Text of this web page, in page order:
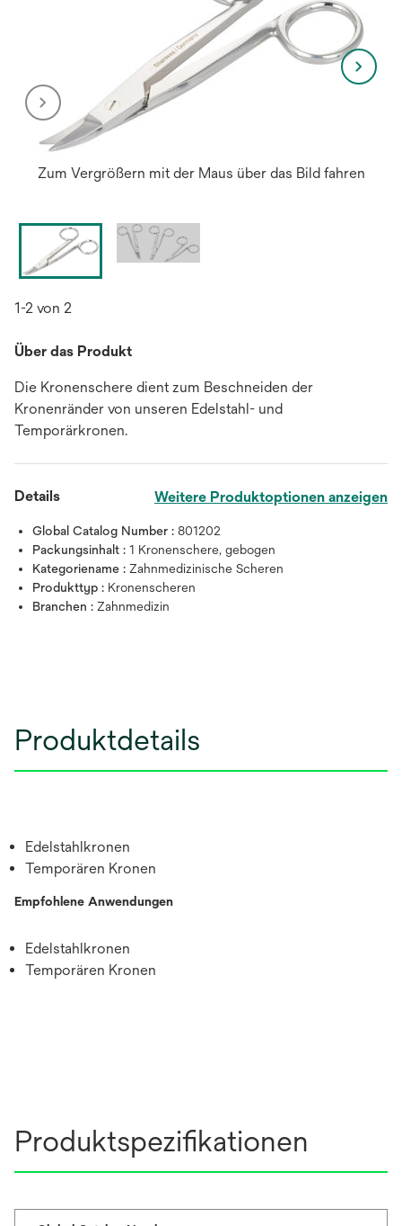
Zum Vergrößern mit der Maus über das Bild fahren
1-2 von 2
Über das Produkt
Die Kronenschere dient zum Beschneiden der
Kronenränder von unseren Edelstahl- und
Temporärkronen.
Details Weitere Produktoptionen anzeigen
Global Catalog Number : 801202
Packungsinhalt : 1 Kronenschere, gebogen
Kategoriename : Zahnmedizinische Scheren
Produkttyp : Kronenscheren
Branchen : Zahnmedizin
Produktdetails
Edelstahlkronen
Temporären Kronen
Empfohlene Anwendungen
Edelstahlkronen
Temporären Kronen
Produktspezifikationen